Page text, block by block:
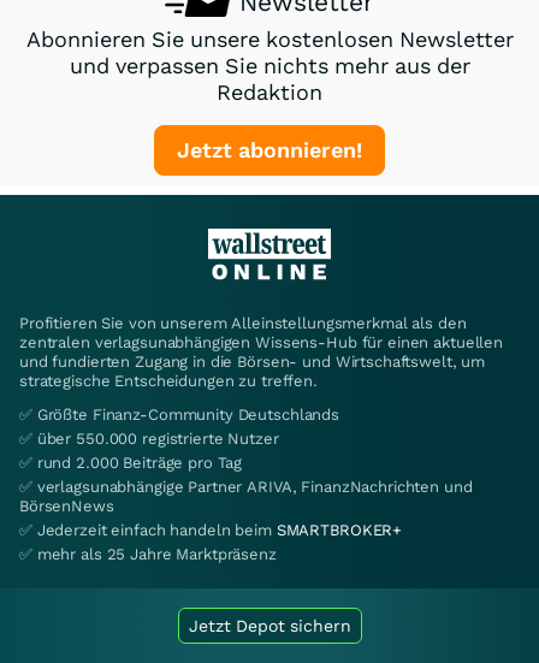
Abonnieren Sie unsere kostenlosen Newsletter
und verpassen Sie nichts mehr aus der
Redaktion
Jetzt abonnieren!
Profitieren Sie von unserem Alleinstellungsmerkmal als den
zentralen verlagsunabhängigen Wissens-Hub für einen aktuellen
und fundierten Zugang in die Börsen- und Wirtschaftswelt, um
strategische Entscheidungen zu treffen.
✅ Größte Finanz-Community Deutschlands
✅ über 550.000 registrierte Nutzer
✅ rund 2.000 Beiträge pro Tag
✅ verlagsunabhängige Partner ARIVA, FinanzNachrichten und
BörsenNews
✅ Jederzeit einfach handeln beim SMARTBROKER+
✅ mehr als 25 Jahre Marktpräsenz
Jetzt Depot sichern